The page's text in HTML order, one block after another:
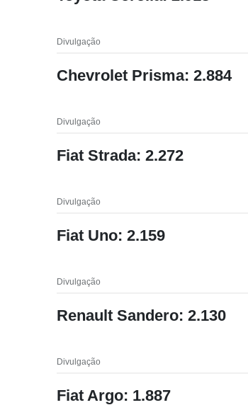
Divulgação
Chevrolet Prisma: 2.884
Divulgação
Fiat Strada: 2.272
Divulgação
Fiat Uno: 2.159
Divulgação
Renault Sandero: 2.130
Divulgação
Fiat Argo: 1.887